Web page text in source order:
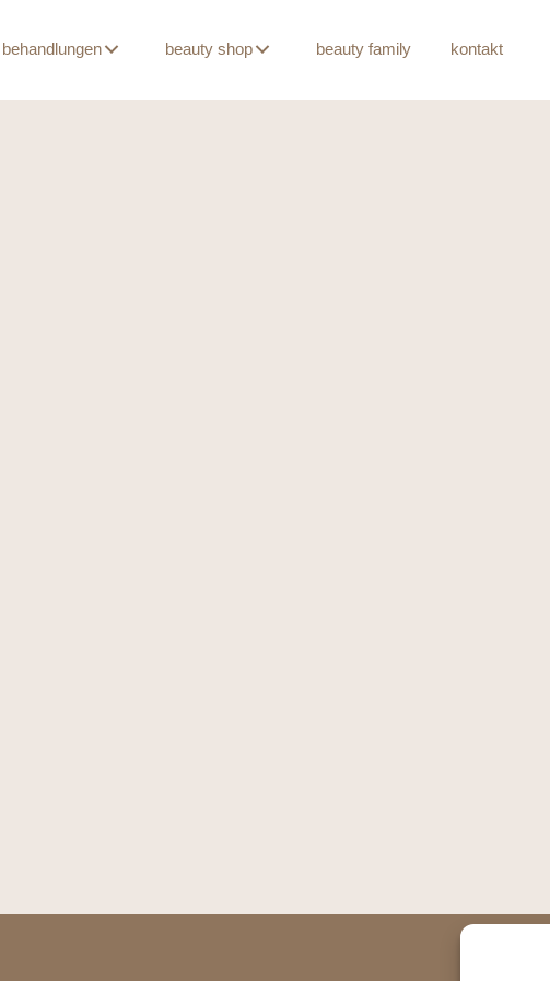
behandlungen beauty shop beauty family kontakt